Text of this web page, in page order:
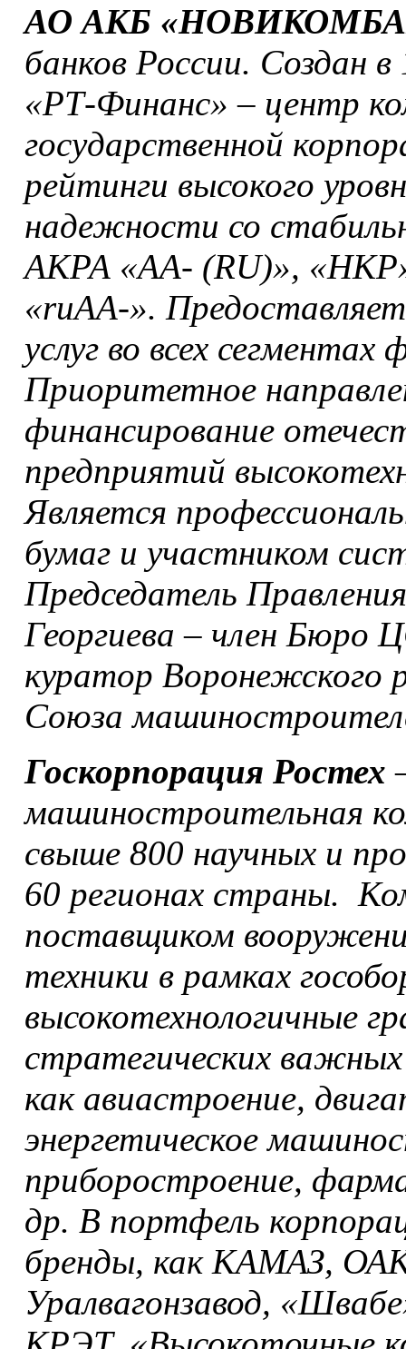
АО АКБ
банков России. Создан
«РТ-Финанс» – центр
государственной
рейтинги высокого
надежности со
АКРА «АА- (RU)»,
«ruАА-».
услуг во всех сегментах
Приоритетное
финансирование
предприятий
Является
бумаг и участником
Председатель
Георгиева – член
куратор Воронежского
Союза
Госкорпорация Ростех
машиностроительная
свыше 800 научных и
60 регионах страны.
поставщиком
техники в рамках
высокотехнологичные
стратегических
как авиастроение,
энергетическое
приборостроение,
др. В портфель
бренды, как КАМАЗ,
Уралвагонзавод,